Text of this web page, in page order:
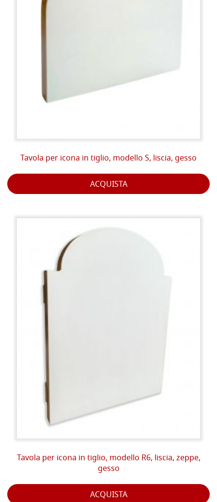
Tavola per icona in tiglio, modello S, liscia, gesso
ACQUISTA
Tavola per icona in tiglio, modello R6, liscia, zeppe,
gesso
ACQUISTA